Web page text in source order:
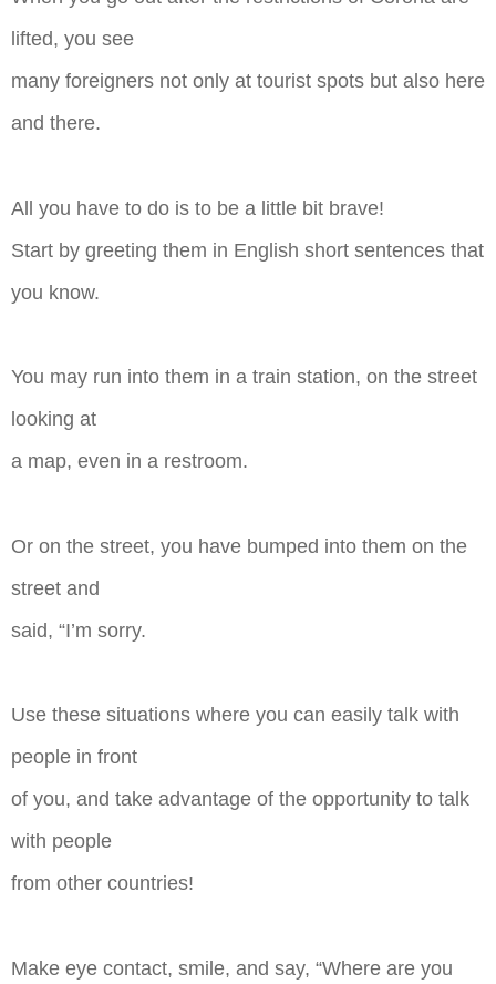
lifted, you see
many foreigners not only at tourist spots but also here
and there.
All you have to do is to be a little bit brave!
Start by greeting them in English short sentences that
you know.
You may run into them in a train station, on the street
looking at
a map, even in a restroom.
Or on the street, you have bumped into them on the
street and
said, “I’m sorry.
Use these situations where you can easily talk with
people in front
of you, and take advantage of the opportunity to talk
with people
from other countries!
Make eye contact, smile, and say, “Where are you